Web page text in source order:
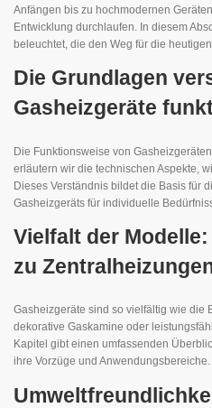
Anfängen bis zu hochmodernen
Entwicklung durchlaufen. In diesem
beleuchtet, die den Weg für die
Die Grundlagen
Gasheizgeräte
Die Funktionsweise von
erläutern wir die technischen Aspekte,
Dieses Verständnis bildet die Basis für
Gasheizgeräts für individuelle
Vielfalt der
zu
Gasheizgeräte sind so vielfältig wie die
dekorative Gaskamine oder
Kapitel gibt einen umfassenden
ihre Vorzüge und Anwendungsbereiche.